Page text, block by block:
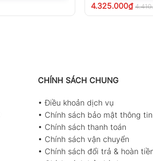
4.325.000₫
CHÍNH SÁCH CHUNG
•Điều khoản dịch vụ
• Chính sách bảo mật thông tin
• Chính sách thanh toán
• Chính sách vận chuyển
• Chính sách đổi trả & hoàn